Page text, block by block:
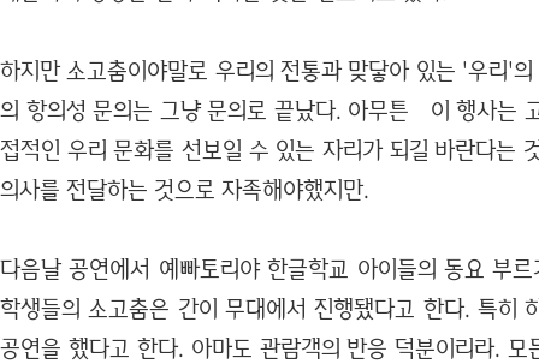
하지만 소고춤이야말로 우리의 전통과 맞닿아 있는 '우리'
의 항의성 문의는 그냥 문의로 끝났다. 아무튼 이 행사는
접적인 우리 문화를 선보일 수 있는 자리가 되길 바란다는
의사를 전달하는 것으로 자족해야했지만.
다음날 공연에서 예빠토리야 한글학교 아이들의 동요 부
학생들의 소고춤은 간이 무대에서 진행됐다고 한다. 특히
공연을 했다고 한다. 아마도 관람객의 반응 덕분이리라. 모